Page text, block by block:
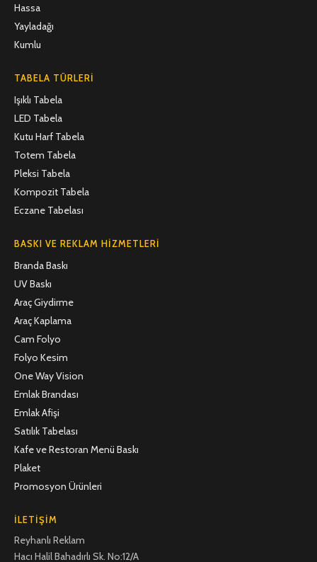
Hassa
Yayladağı
Kumlu
TABELA TÜRLERI
Işıklı Tabela
LED Tabela
Kutu Harf Tabela
Totem Tabela
Pleksi Tabela
Kompozit Tabela
Eczane Tabelası
BASKI VE REKLAM HIZMETLERI
Branda Baskı
UV Baskı
Araç Giydirme
Araç Kaplama
Cam Folyo
Folyo Kesim
One Way Vision
Emlak Brandası
Emlak Afişi
Satılık Tabelası
Kafe ve Restoran Menü Baskı
Plaket
Promosyon Ürünleri
İLETIŞIM
Reyhanlı Reklam
Hacı Halil Bahadırlı Sk. No:12/A